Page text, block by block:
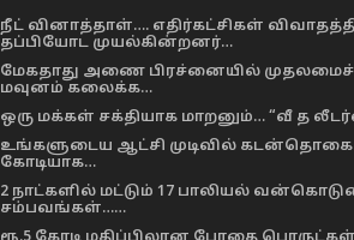
நீட் வினாத்தாள்…. எதிர்கட்சிகள்
தப்பியோட முயல்கின்றனர்…
மேகதாது அணை பிரச்னையில்
மவுனம் கலைக்க…
ஒரு மக்கள் சக்தியாக மாறனும்… “வீ த
உங்களுடைய ஆட்சி முடிவில் கடன்தொகை
கோடியாக…
2 நாட்களில் மட்டும் 17 பாலியல்
சம்பவங்கள்……